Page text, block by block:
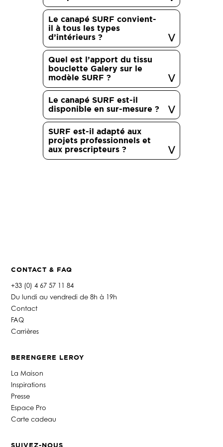
Le canapé SURF convient-
il à tous les types
d’intérieurs ?
Quel est l’apport du tissu
bouclette Galery sur le
modèle SURF ?
Le canapé SURF est-il
disponible en sur-mesure ?
SURF est-il adapté aux
projets professionnels et
aux prescripteurs ?
CONTACT & FAQ
+33 (0) 4 67 57 11 84
Du lundi au vendredi de 8h à 19h
Contact
FAQ
Carrières
BERENGERE LEROY
La Maison
Inspirations
Presse
Espace Pro
Carte cadeau
SUIVEZ-NOUS